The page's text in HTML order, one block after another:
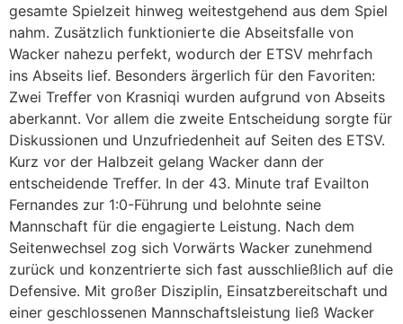
gesamte Spielzeit hinweg weitestgehend aus dem Spiel
nahm. Zusätzlich funktionierte die Abseitsfalle von
Wacker nahezu perfekt, wodurch der ETSV mehrfach
ins Abseits lief. Besonders ärgerlich für den Favoriten:
Zwei Treffer von Krasniqi wurden aufgrund von Abseits
aberkannt. Vor allem die zweite Entscheidung sorgte für
Diskussionen und Unzufriedenheit auf Seiten des ETSV.
Kurz vor der Halbzeit gelang Wacker dann der
entscheidende Treffer. In der 43. Minute traf Evailton
Fernandes zur 1:0-Führung und belohnte seine
Mannschaft für die engagierte Leistung. Nach dem
Seitenwechsel zog sich Vorwärts Wacker zunehmend
zurück und konzentrierte sich fast ausschließlich auf die
Defensive. Mit großer Disziplin, Einsatzbereitschaft und
einer geschlossenen Mannschaftsleistung ließ Wacker